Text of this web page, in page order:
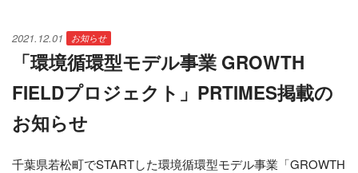
2021.12.01 お知らせ
「環境循環型モデル事業 GROWTH
FIELDプロジェクト」PRTIMES掲載の
お知らせ
千葉県若松町でSTARTした環境循環型モデル事業「GROWTH